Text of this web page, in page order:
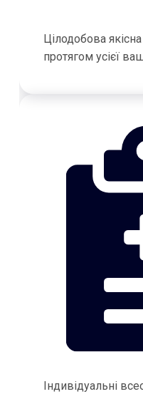
Цілодобова
протягом усієї
Індивідуальні